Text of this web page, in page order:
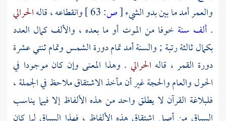
والعمر أمد ما بين بدو الشيء[ص: وانقطاعه ، قالهالحرالي
.ألف سنة خوفا من الموت أو ما بعده ، والألف كمال العدد
بكمال ثالثة رتبة ; والسنة أمد تمام دورة الشمس وتمام ثنتي عشرة
دورة القمر ، قاله الحرالي . وهذا المعنى وإن كان موجودا في
الحول والعام والحجة غير أن مأخذ الاشتقاق ملاحظ في الجملة ،
فلبلاغة القرآن لا يطلق واحد من هذه الألفاظ إلا فيما يناسب